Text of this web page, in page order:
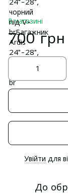
В магазині
700 грн
Увійти для
До